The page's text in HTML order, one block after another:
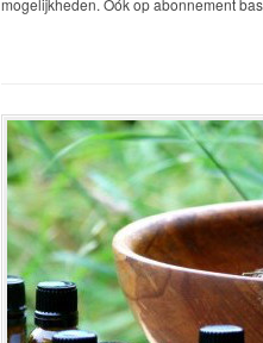
mogelijkheden. Oók op abonnement